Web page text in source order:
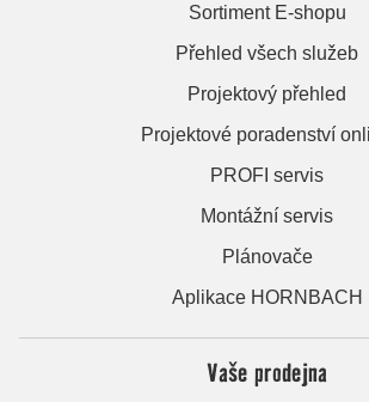
Sortiment E-shopu
Přehled všech služeb
Projektový přehled
Projektové poradenství
PROFI servis
Montážní servis
Plánovače
Aplikace HORNBACH
Vaše prodejna